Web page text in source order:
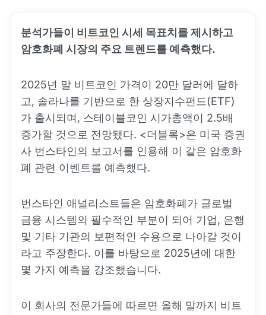
분석가들이 비트코인 시세 목표치를 제시하고
암호화폐 시장의 주요 트렌드를 예측했다.
2025년 말 비트코인 가격이 20만 달러에 달하
고, 솔라나를 기반으로 한 상장지수펀드(ETF)
가 출시되며, 스테이블코인 시가총액이 2.5배
증가할 것으로 전망됐다. <더블록>은 미국 증권
사 번스타인의 보고서를 인용해 이 같은 암호화
폐 관련 이벤트를 예측했다.
번스타인 애널리스트들은 암호화폐가 글로벌
금융 시스템의 필수적인 부분이 되어 기업, 은행
및 기타 기관의 보편적인 수용으로 나아갈 것이
라고 주장한다. 이를 바탕으로 2025년에 대한
몇 가지 예측을 강조했습니다.
이 회사의 전문가들에 따르면 올해 말까지 비트